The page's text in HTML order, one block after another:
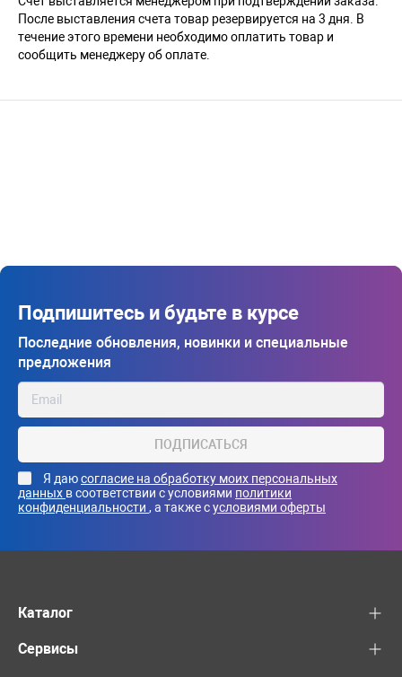
После выставления счета товар резервируется на 3 дня. В
течение этого времени необходимо оплатить товар и
сообщить менеджеру об оплате.
Подпишитесь и будьте в курсе
Последние обновления, новинки и специальные
предложения
ПОДПИСАТЬСЯ
Я даюсогласие на обработку моих персональных
данных в соответствии с условиями политики
конфиденциальности , а также сусловиями оферты
Каталог
Сервисы